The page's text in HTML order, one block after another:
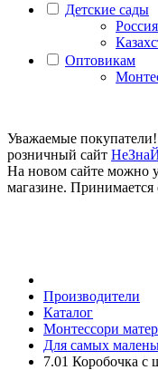
Детские сады
Россия
Оптовикам
Уважаемые
розничный сайт
На новом сайте можно
магазине. Принимается
Производители
Каталог
Монтессори
Для самых
7.01 Коробочка с